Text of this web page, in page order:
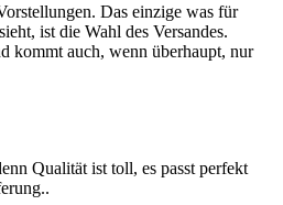
Das einzige was für
ist die Wahl des Versandes.
kommt auch, wenn überhaupt, nur
Qualität ist toll, es passt perfekt